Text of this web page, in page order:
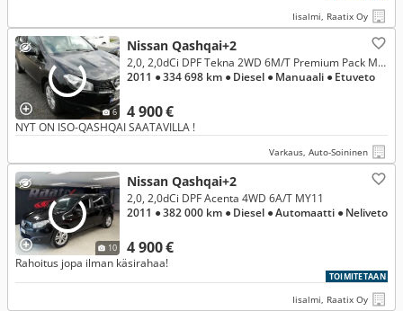
Iisalmi, Raatix Oy
6
Nissan Qashqai+2
4 900 €
2,0, 2,0dCi DPF Tekna 2WD 6M/T Premium Pack MY11
2011 ● 334 698 km ● Diesel ● Manuaali ● Etuveto
NYT ON ISO-QASHQAI SAATAVILLA !
Varkaus, Auto-Soininen
10
Nissan Qashqai+2
4 900 €
2,0, 2,0dCi DPF Acenta 4WD 6A/T MY11
2011 ● 382 000 km ● Diesel ● Automaatti ● Neliveto
Rahoitus jopa ilman käsirahaa!
TOIMITETAAN
Iisalmi, Raatix Oy